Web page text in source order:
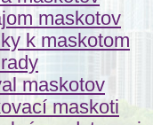
maskotov
k maskotom
maskotov
maskoti